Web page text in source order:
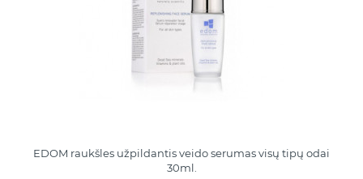
EDOM raukšles užpildantis veido serumas visų tipų odai
30ml.